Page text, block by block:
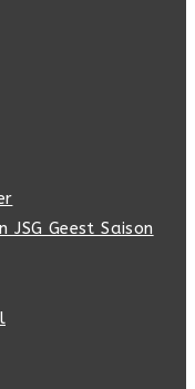
Geest Saison